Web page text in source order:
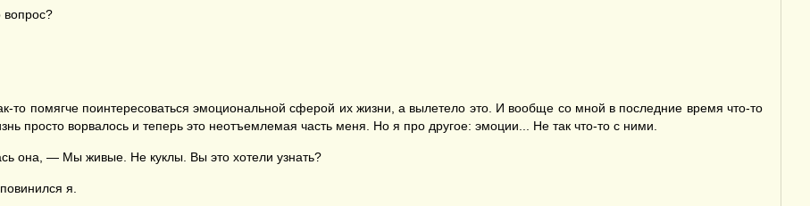
то помягче поинтересоваться эмоциональной сферой их жизни, а вылетело это. И вообще со мной в последние время что-то
просто ворвалось и теперь это неотъемлемая часть меня. Но я про другое: эмоции... Не так что-то с ними.
она, — Мы живые. Не куклы. Вы это хотели узнать?
я.